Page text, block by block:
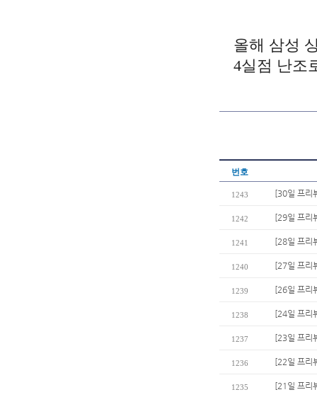
올해 삼성
4실점 난조
번호
1243 [30일 프리
1242 [29일 프리
1241 [28일 프리
1240 [27일 프리
1239 [26일 프리
1238 [24일 프리
1237 [23일 프리
1236 [22일 프리
1235 [21일 프리